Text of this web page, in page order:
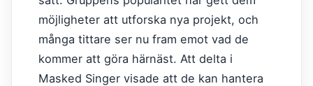
möjligheter att utforska nya projekt, och
många tittare ser nu fram emot vad de
kommer att göra härnäst. Att delta i
Masked Singer visade att de kan hantera